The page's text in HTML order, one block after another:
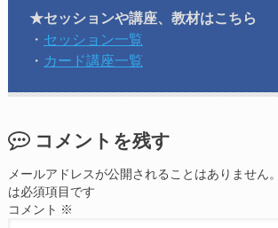
★セッションや講座、教材はこちら
・ セッション一覧
・ カード講座一覧
コメントを残す
メールアドレスが公開されることはありません。
は必須項目です
コメント ※